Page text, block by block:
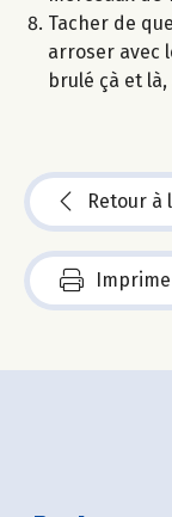
Tacher de
arroser avec
brulé çà et
Retour à